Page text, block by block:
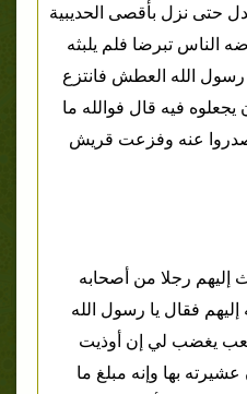
حتى نزل بأقصى الحديبية
الناس تبرضا فلم يلبثه
الله العطش فانتزع
فيه قال فوالله ما
عنه وفزعت قريش
إليهم رجلا من أصحابه
فقال يا رسول الله
يغضب لي إن أوذيت
بها وإنه مبلغ ما